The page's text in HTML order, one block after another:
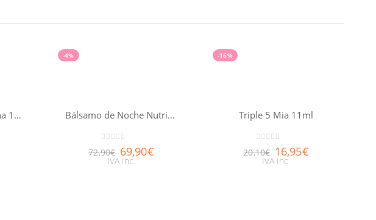
Atoderm Gel de Ducha 1 Litro
-4%
Bálsamo de Noche Nutri-Fortificante Nuxuriance® Gold 50ml
72,90€ 69,90€
IVA inc.
-16%
Triple 5 Mia 11ml
20,10€ 16,95€
IVA inc.